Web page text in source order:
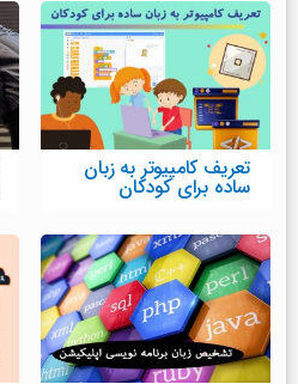
تعریف کامپیوتر به زبان
ساده برای کودکان